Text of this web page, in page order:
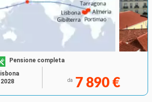
Pensione completa
da 7 890 €